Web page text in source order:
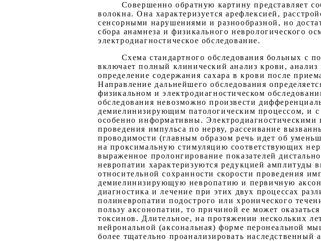
Совершенно обратную картину представляет
волокна. Она характеризуется арефлексией,
сенсорными нарушениями и разнообразной, но
сбора анамнеза и физикального неврологического
электродиагностическое обследование.
Схема стандартного обследования больных с
включает полный клинический анализ крови,
определение содержания сахара в крови после
Направление дальнейшего обследования
физикальном и электродиагностическом
обследования невозможно произвести
демиелинизирующим патологическим процессом, и с
особенно информативны. Электродиагностическими
проведения импульса по нерву, рассеивание
проводимости (главным образом речь идет об
на проксимальную стимуляцию соответствующих
выраженное пролонгирование показателей
невропатии характеризуются редукцией амплитуды
относительной сохранности скорости проведения
демиелинизирующую невропатию и первичную
диагностика и лечение при этих двух процессах
полиневропатии подострого или хронического
пользу аксонопатии, то причиной ее может
токсинов. Длительное, на протяжении нескольких
нейрональной (аксональная) форме перонеальной
более тщательно проанализировать